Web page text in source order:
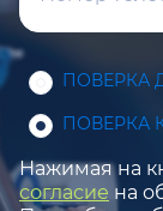
ПОВЕРКА
ПОВЕРКА
Нажимая на
согласие на